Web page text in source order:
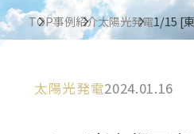
TOP事例紹介太陽光発電1/15 [
太陽光発電2024.01.16